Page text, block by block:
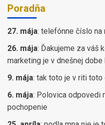
Poradňa
27. mája: telefónne číslo na
26. mája: Ďakujeme za váš
marketing je v dnešnej dobe
9. mája: tak toto je v riti toto
6. mája: Polovica odpovedi
pochopenie